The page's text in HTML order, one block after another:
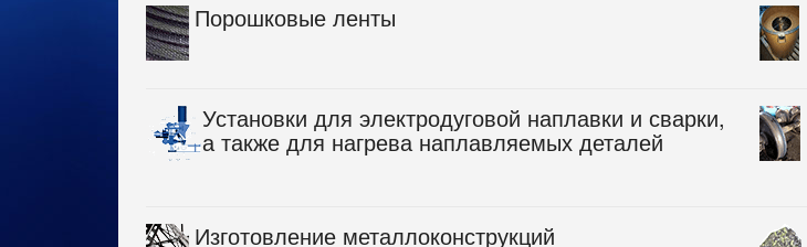
Порошковые ленты
Установки для электродуговой наплавки и сварки,
а также для нагрева наплавляемых деталей
Изготовление металлоконструкций